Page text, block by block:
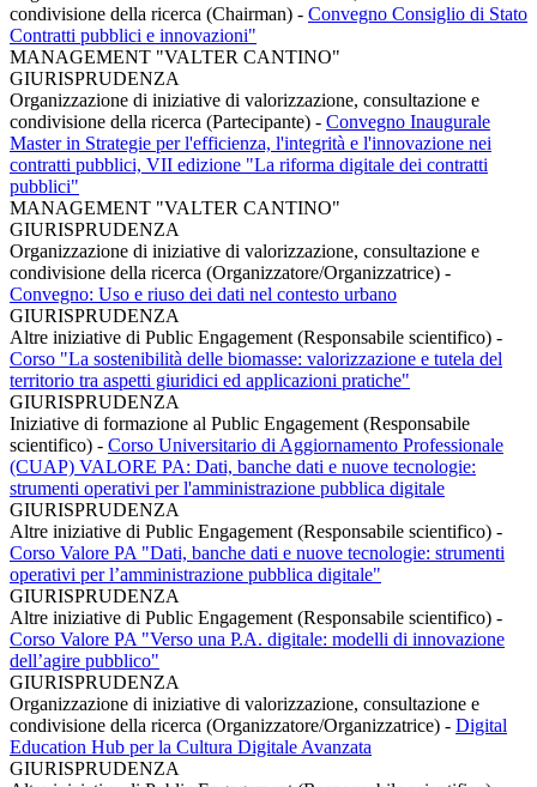
condivisione della ricerca (Chairman) - Convegno Consiglio di Stato
Contratti pubblici e innovazioni"
MANAGEMENT "VALTER CANTINO"
GIURISPRUDENZA
Organizzazione di iniziative di valorizzazione, consultazione e
condivisione della ricerca (Partecipante) - Convegno Inaugurale
Master in Strategie per l'efficienza, l'integrità e l'innovazione nei
contratti pubblici, VII edizione "La riforma digitale dei contratti
pubblici"
MANAGEMENT "VALTER CANTINO"
GIURISPRUDENZA
Organizzazione di iniziative di valorizzazione, consultazione e
condivisione della ricerca (Organizzatore/Organizzatrice) -
Convegno: Uso e riuso dei dati nel contesto urbano
GIURISPRUDENZA
Altre iniziative di Public Engagement (Responsabile scientifico) -
Corso "La sostenibilità delle biomasse: valorizzazione e tutela del
territorio tra aspetti giuridici ed applicazioni pratiche"
GIURISPRUDENZA
Iniziative di formazione al Public Engagement (Responsabile
scientifico) - Corso Universitario di Aggiornamento Professionale
(CUAP) VALORE PA: Dati, banche dati e nuove tecnologie:
strumenti operativi per l'amministrazione pubblica digitale
GIURISPRUDENZA
Altre iniziative di Public Engagement (Responsabile scientifico) -
Corso Valore PA "Dati, banche dati e nuove tecnologie: strumenti
operativi per l’amministrazione pubblica digitale"
GIURISPRUDENZA
Altre iniziative di Public Engagement (Responsabile scientifico) -
Corso Valore PA "Verso una P.A. digitale: modelli di innovazione
dell’agire pubblico"
GIURISPRUDENZA
Organizzazione di iniziative di valorizzazione, consultazione e
condivisione della ricerca (Organizzatore/Organizzatrice) - Digital
Education Hub per la Cultura Digitale Avanzata
GIURISPRUDENZA